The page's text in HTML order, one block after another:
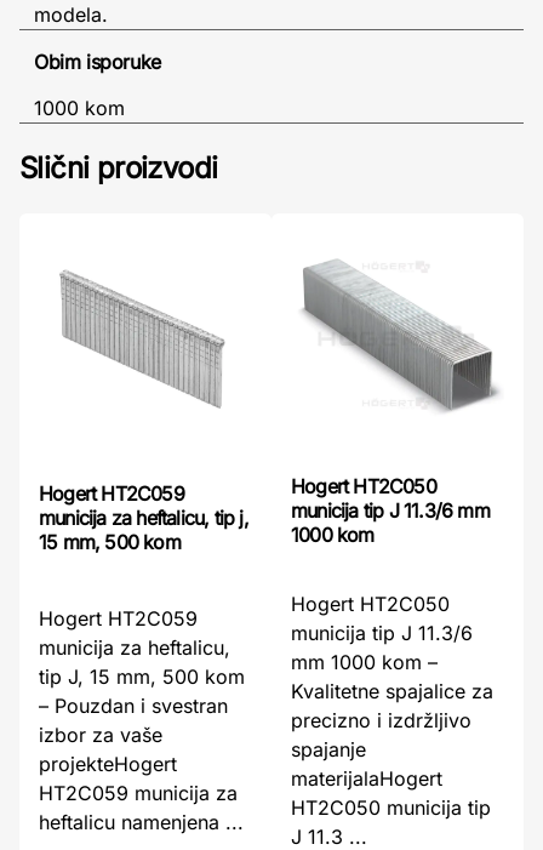
modela.
Obim isporuke
1000 kom
Slični proizvodi
Hogert HT2C059
municija za heftalicu, tip j,
15 mm, 500 kom
Hogert HT2C059
municija za heftalicu,
tip J, 15 mm, 500 kom
– Pouzdan i svestran
izbor za vaše
projekteHogert
HT2C059 municija za
heftalicu namenjena ...
Hogert HT2C050
municija tip J 11.3/6 mm
1000 kom
Hogert HT2C050
municija tip J 11.3/6
mm 1000 kom –
Kvalitetne spajalice za
precizno i izdržljivo
spajanje
materijalaHogert
HT2C050 municija tip
J 11.3 ...